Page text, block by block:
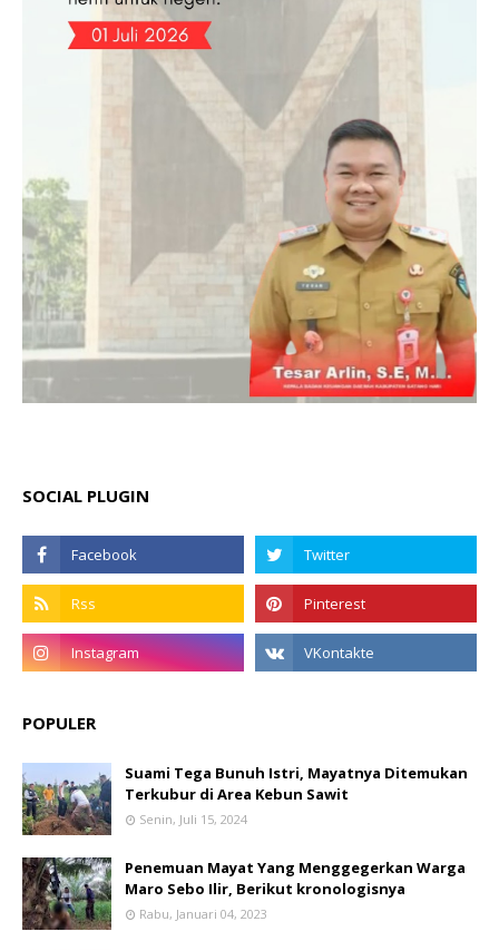
SOCIAL PLUGIN
POPULER
Suami Tega Bunuh Istri, Mayatnya Ditemukan
Terkubur di Area Kebun Sawit
Senin, Juli 15, 2024
Penemuan Mayat Yang Menggegerkan Warga
Maro Sebo Ilir, Berikut kronologisnya
Rabu, Januari 04, 2023